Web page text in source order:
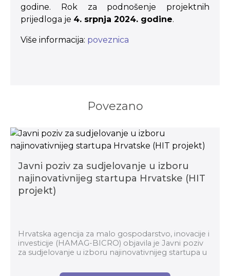
godine. Rok za podnošenje projektnih
prijedloga je 4. srpnja 2024. godine.
Više informacija: poveznica
Povezano
Javni poziv za sudjelovanje u izboru
najinovativnijeg startupa Hrvatske (HIT
projekt)
Hrvatska agencija za malo gospodarstvo, inovacije i
investicije (HAMAG-BICRO) objavila je Javni poziv
za sudjelovanje u izboru najinovativnijeg startupa u